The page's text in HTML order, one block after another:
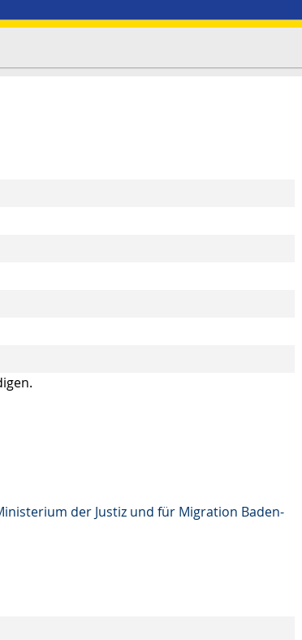
der Justiz und für Migration Baden-